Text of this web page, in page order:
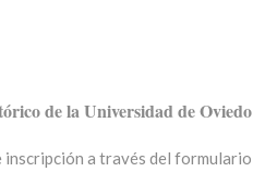
de la Universidad de Oviedo
inscripción a través del formulario